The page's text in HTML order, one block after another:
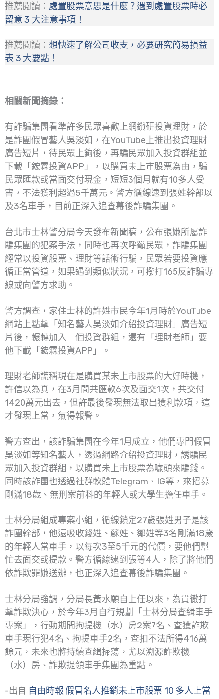
推薦閱讀： 處置股票意思是什麼？遇到處置股票時必
留意 3 大注意事項！
推薦閱讀： 想快速了解公司收支，必要研究簡易損益
表 3 大要點！
相關新聞摘錄：
有詐騙集團看準許多民眾喜歡上網鑽研投資理財，於
是詐團假冒藝人吳淡如，在YouTube上推出投資理財
廣告短片，待民眾上鉤後，再騙民眾加入投資群組並
下載「鋐霖投資APP」，以購買未上市股票為由，騙
民眾匯款或當面交付現金，短短3個月就有10多人受
害，不法獲利超過5千萬元。警方循線逮到張姓幹部以
及3名車手，目前正深入追查幕後詐騙集團。
台北市士林警分局今天發布新聞稿，公布張嫌所屬詐
騙集團的犯案手法，同時也再次呼籲民眾，詐騙集團
經常以投資股票、理財等話術行騙，民眾若要投資應
循正當管道，如果遇到類似狀況，可撥打165反詐騙專
線或向警方求助。
警方調查，家住士林的許姓市民今年1月時於YouTube
網站上點擊「知名藝人吳淡如介紹投資理財」廣告短
片後，輾轉加入一個投資群組，還有「理財老師」要
他下載「鋐霖投資APP」。
理財老師謊稱現在是購買某未上市股票的大好時機，
許信以為真，在3月間共匯款6次及面交1次，共交付
1420萬元出去，但許最後發現無法取出獲利款項，這
才發現上當，氣得報警。
警方查出，該詐騙集團在今年1月成立，他們專門假冒
吳淡如等知名藝人，透過網路介紹投資理財，誘騙民
眾加入投資群組，以購買未上市股票為噱頭來騙錢。
同時該詐團也透過社群軟體Telegram、IG等，來招募
剛滿18歲、無刑案前科的年輕人或大學生擔任車手。
士林分局組成專案小組，循線鎖定27歲張姓男子是該
詐團幹部，他還吸收錢姓、蘇姓、鄒姓等3名剛滿18歲
的年輕人當車手，以每次3至5千元的代價，要他們幫
忙去面交或提款。警方循線逮到張等4人，除了將他們
依詐欺罪嫌送辦，也正深入追查幕後詐騙集團。
士林分局強調，分局長黃水願自上任以來，為貫徹打
擊詐欺決心，於今年3月自行規劃「士林分局查緝車手
專案」，行動期間拘提機（水）房2案7名、查獲詐欺
車手現行犯4名、拘提車手2名，查扣不法所得416萬
餘元，未來也將持續查緝掃蕩，尤以溯源詐欺機
（水）房、詐欺提領車手集團為重點。
-出自 自由時報 假冒名人推銷未上市股票 10 多人上當